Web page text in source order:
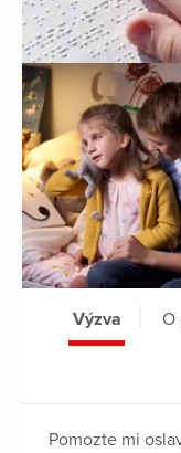
Výzva O
Pomozte mi